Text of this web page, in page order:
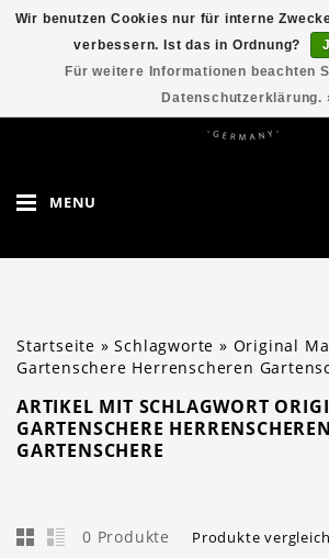
MENU
Startseite »Schlagworte » Original
Gartenschere Herrenscheren
ARTIKEL MIT SCHLAGWORT
GARTENSCHERE HERRENSCHEREN
GARTENSCHERE
0 Produkte Produkte
Wir benutzen Cookies nur für interne
verbessern. Ist das in Ordnung?
Für weitere Informationen beachten
Datenschutzerklärung.